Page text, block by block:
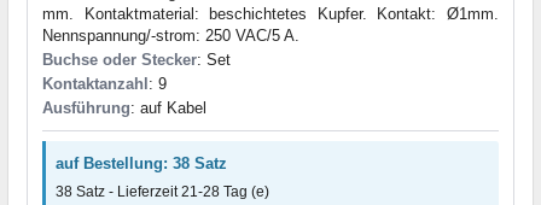
mm. Kontaktmaterial: beschichtetes Kupfer. Kontakt: Ø1mm.
Nennspannung/-strom: 250 VAC/5 A.
Buchse oder Stecker: Set
Kontaktanzahl: 9
Ausführung: auf Kabel
auf Bestellung: 38 Satz
38 Satz - Lieferzeit 21-28 Tag (e)